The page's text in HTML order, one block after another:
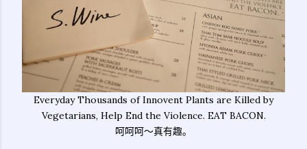
Everyday Thousands of Innovent Plants are Killed by
Vegetarians, Help End the Violence. EAT BACON.
呵呵呵～真有趣。